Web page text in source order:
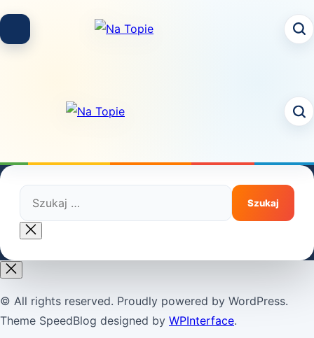
content
Szukaj:
Close
search
© All rights reserved. Proudly powered by WordPress.
Theme SpeedBlog designed by WPInterface.